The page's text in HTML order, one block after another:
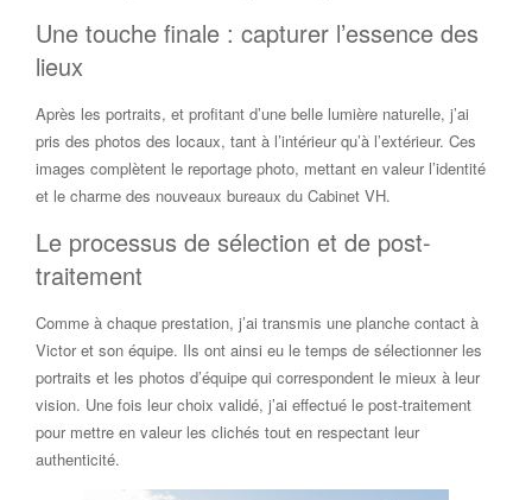
Une touche finale : capturer l’essence des
lieux
Après les portraits, et profitant d’une belle lumière naturelle, j’ai
pris des photos des locaux, tant à l’intérieur qu’à l’extérieur. Ces
images complètent le reportage photo, mettant en valeur l’identité
et le charme des nouveaux bureaux du Cabinet VH.
Le processus de sélection et de post-
traitement
Comme à chaque prestation, j’ai transmis une planche contact à
Victor et son équipe. Ils ont ainsi eu le temps de sélectionner les
portraits et les photos d’équipe qui correspondent le mieux à leur
vision. Une fois leur choix validé, j’ai effectué le post-traitement
pour mettre en valeur les clichés tout en respectant leur
authenticité.